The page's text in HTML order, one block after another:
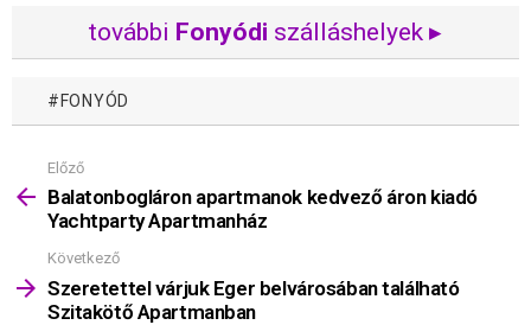
további Fonyódi szálláshelyek ▸
FONYÓD
Mutass
többet
Előző
Balatonbogláron apartmanok kedvező áron kiadó
Yachtparty Apartmanház
Következő
Szeretettel várjuk Eger belvárosában található
Szitakötő Apartmanban